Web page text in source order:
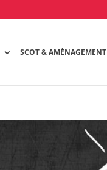
SCOT & AMÉNAGEMENT